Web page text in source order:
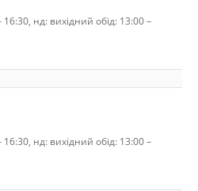
нд: вихідний обід: 13:00 –
нд: вихідний обід: 13:00 –